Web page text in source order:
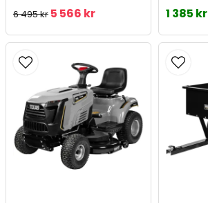
6 495 kr 5 566 kr 1 385 kr